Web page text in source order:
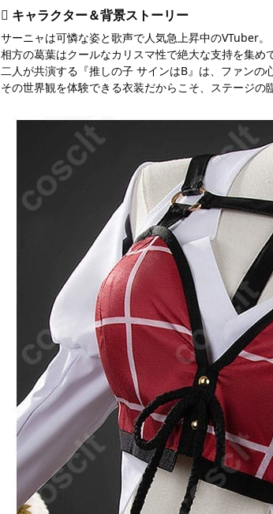
 キャラクター＆背景ストーリー
サーニャは可憐な姿と歌声で人気急上昇中のVTuber。
相方の葛葉はクールなカリスマ性で絶大な支持を集め
二人が共演する『推しの子 サインはB』は、ファンの
その世界観を体験できる衣装だからこそ、ステージの